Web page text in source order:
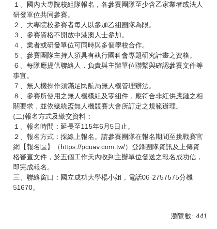
１、國內大專院校組隊報名，各參賽團隊至少含乙家業者或法人
研發單位共同參賽。
２、大專院校參賽者每人以參加乙組團隊為限。
３、參賽資格不開放中港澳人士參加。
４、業者或研發單位可同時與多個學校合作。
５、參賽團隊主持人須具有執行國科會專題研究計畫之資格。
６、每隊應提供聯絡人，負責與主辦單位聯繫與確認參賽文件等
事宜。
７、無人機操作須滿足民航局無人機管理辦法。
８、參賽所使用之無人機模組及零組件，應符合非紅供應鏈之相
關要求，並依總統盃無人機競賽大會所訂定之規範辦理。
(二)報名方式及繳交資料：
１、報名時間：延長至115年6月5日止。
２、報名方式：採線上報名。請參賽團隊在報名期間至挑戰賽官
網【報名區】（https://pcuav.com.tw/）登錄團隊資訊及上傳資
格審查文件，於五個工作天內收到主辦單位發送之報名成功信，
即完成報名。
三、聯絡窗口：國立成功大學楊小姐，電話06-2757575分機
51670。
瀏覽數: 441